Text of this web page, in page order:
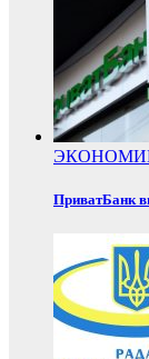
ПриватБанк